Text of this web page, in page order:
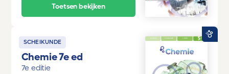
Toetsen bekijken
SCHEIKUNDE
Chemie 7e ed
7e editie